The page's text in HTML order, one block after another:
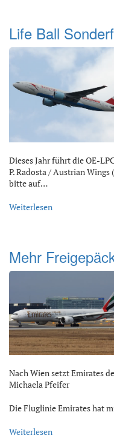
Life Ball
Dieses Jahr führt die OE-
P. Radosta / Austrian
bitte auf…
Weiterlesen
Mehr
Nach Wien setzt Emirates
Michaela Pfeifer
Die Fluglinie Emirates hat
Weiterlesen